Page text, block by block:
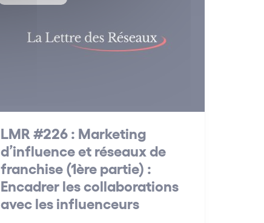
LMR #226 : Marketing
d’influence et réseaux de
franchise (1ère partie) :
Encadrer les collaborations
avec les influenceurs